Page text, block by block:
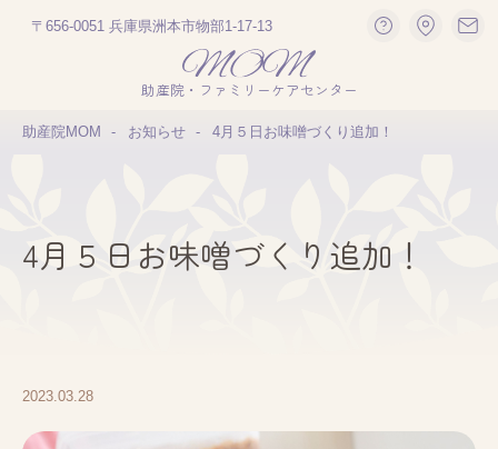
〒656-0051 兵庫県洲本市物部1-17-13
助産院・ファミリーケアセンター
助産院MOM お知らせ 4月５日お味噌づくり追加！
4月５日お味噌づくり追加！
2023.03.28